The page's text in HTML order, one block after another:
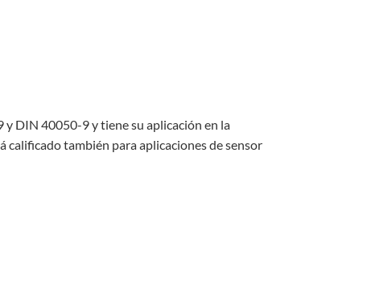
y DIN 40050-9 y tiene su aplicación en la
calificado también para aplicaciones de sensor